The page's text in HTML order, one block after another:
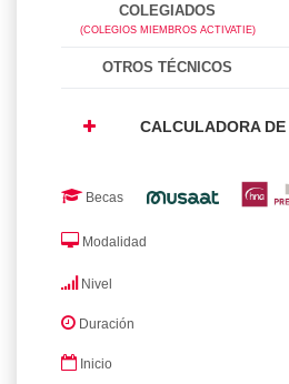
COLEGIADOS
(COLEGIOS MIEMBROS ACTIVATIE)
OTROS TÉCNICOS
CALCULADORA DE
Becas
Modalidad
Nivel
Duración
Inicio